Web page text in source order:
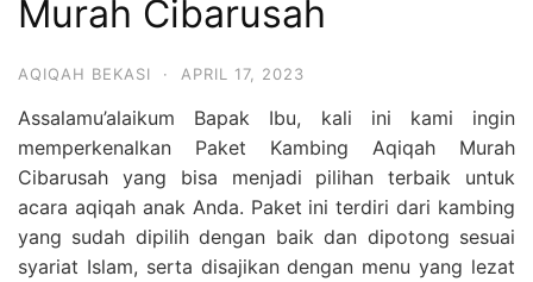
Murah Cibarusah
AQIQAH BEKASI · APRIL 17, 2023
Assalamu’alaikum Bapak Ibu, kali ini kami ingin
memperkenalkan Paket Kambing Aqiqah Murah
Cibarusah yang bisa menjadi pilihan terbaik untuk
acara aqiqah anak Anda. Paket ini terdiri dari kambing
yang sudah dipilih dengan baik dan dipotong sesuai
syariat Islam, serta disajikan dengan menu yang lezat